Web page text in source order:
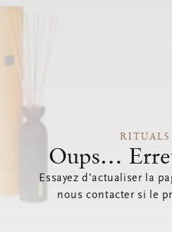
Oups…
Essayez d’actualiser la
nous contacter si le